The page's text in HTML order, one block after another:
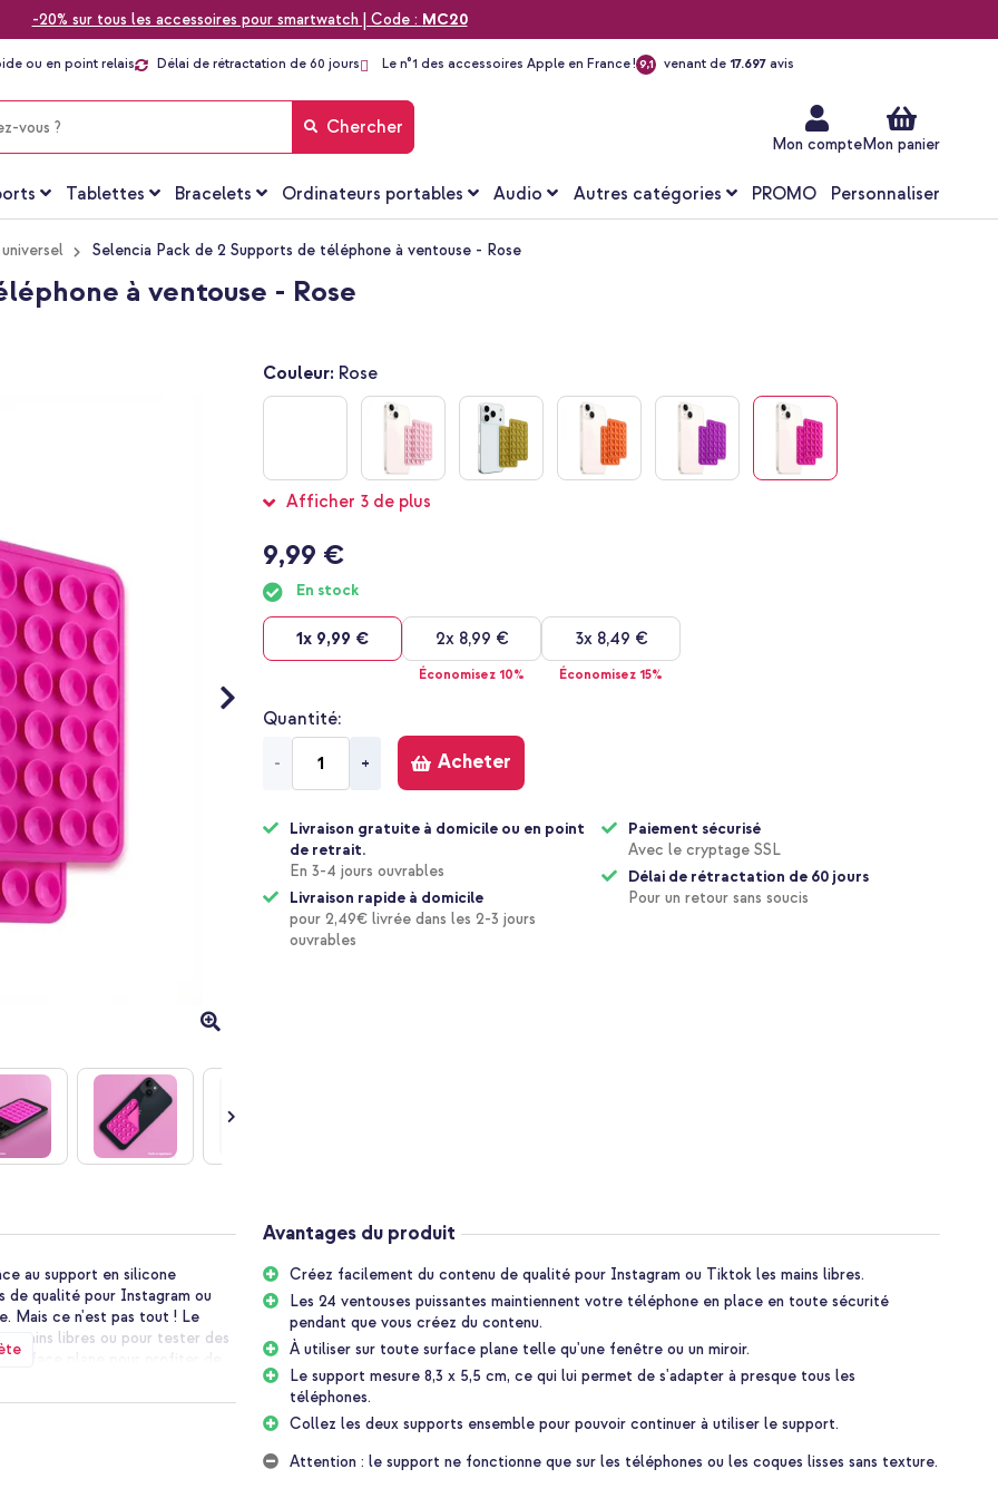
-20% sur tous les accessoires pour smartwatch | Code : MC20
ou en point relais Délai de rétractation de 60 jours Le n°1 des accessoires Apple en France ! 9,1 venant de 17.697 avis
Mon compteMon panier
Chercher
Tablettes Bracelets Ordinateurs portables Audio Autres catégories PROMO Personnaliser
Selencia Pack de 2 Supports de téléphone à ventouse - Rose
à ventouse - Rose
Couleur: Rose
Afficher 3 de plus
9,99 €
En stock
1x 9,99 € 2x 8,99 €
Économisez 10%
3x 8,49 €
Économisez 15%
Quantité
- + Acheter
Livraison gratuite à domicile ou en point
de retrait.
En 3-4 jours ouvrables
Livraison rapide à domicile
pour 2,49€ livrée dans les 2-3 jours
ouvrables
Paiement sécurisé
Avec le cryptage SSL
Délai de rétractation de 60 jours
Pour un retour sans soucis
au support en silicone
qualité pour Instagram ou
Mais ce n'est pas tout ! Le
mains libres ou pour tester des
plane pour profiter de
toute sécurité pendant que vous
support est facile à fixer et
Avantages du produit
Créez facilement du contenu de qualité pour Instagram ou Tiktok les mains libres.
Les 24 ventouses puissantes maintiennent votre téléphone en place en toute sécurité
pendant que vous créez du contenu.
À utiliser sur toute surface plane telle qu'une fenêtre ou un miroir.
Le support mesure 8,3 x 5,5 cm, ce qui lui permet de s'adapter à presque tous les
téléphones.
Collez les deux supports ensemble pour pouvoir continuer à utiliser le support.
Attention : le support ne fonctionne que sur les téléphones ou les coques lisses sans texture.